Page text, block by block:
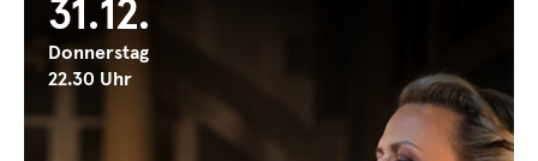
31.12.
Donnerstag
22.30 Uhr